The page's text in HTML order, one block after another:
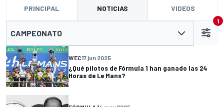
PRINCIPAL NOTICIAS VIDEOS
CAMPEONATO
1
WEC17 jun 2025
¿Qué pilotos de Fórmula 1 han ganado las 24
Horas de Le Mans?